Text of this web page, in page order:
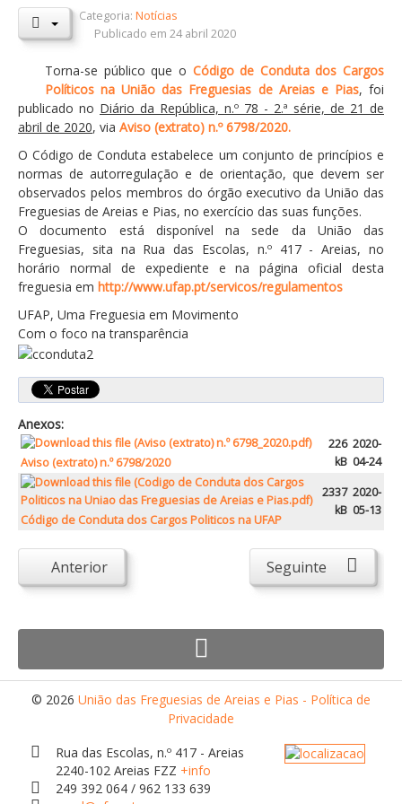
Orçamentos / PPI / PPA
DESTAQUES
Eventos
Notícias
Sondagens
ZêzereTV
SERVIÇOS
A Minha Rua
Abastecimento de Água
Roturas e Leituras
Qualidade da Água
Atendimento ao Público
Biblioteca Online FZZ
Plantas PDM Online
Faixas Gestão Combustível
Regulamentos em Vigor
Requerimentos em Vigor
Sugestões/Reclamações
Tabela - Taxas e Licenças
Avarias na Iluminação Pública
Equipamentos
Culturais
Categoria:Notícias
Publicado em 24 abril 2020
Torna-se público que o Código de Conduta dos Cargos
Políticos na União das Freguesias de Areias e Pias, foi
publicado no Diário da República, n.º 78 - 2.ª série, de 21 de
abril de 2020, via Aviso (extrato) n.º 6798/2020.
O Código de Conduta estabelece um conjunto de princípios e
normas de autorregulação e de orientação, que devem ser
observados pelos membros do órgão executivo da União das
Freguesias de Areias e Pias, no exercício das suas funções.
O documento está disponível na sede da União das
Freguesias, sita na Rua das Escolas, n.º 417 - Areias, no
horário normal de expediente e na página oficial desta
freguesia em http://www.ufap.pt/servicos/regulamentos
UFAP, Uma Freguesia em Movimento
Com o foco na transparência
Anexos:
Aviso (extrato) n.º 6798/2020
226
kB
2020-
04-24
Código de Conduta dos Cargos Politicos na UFAP
2337
kB
2020-
05-13
Anterior Seguinte
© 2026 União das Freguesias de Areias e Pias - Política de
Privacidade
Rua das Escolas, n.º 417 - Areias
2240-102 Areias FZZ +info
249 392 064 / 962 133 639